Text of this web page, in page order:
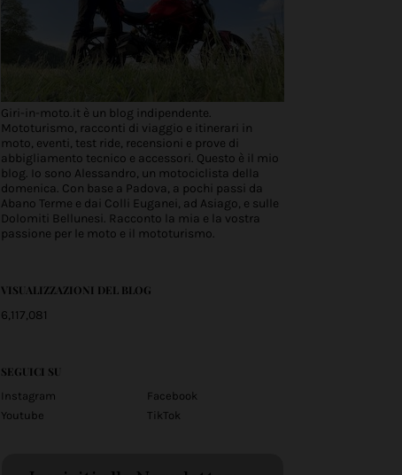
Giri-in-moto.it è un blog indipendente.
Mototurismo, racconti di viaggio e itinerari in
moto, eventi, test ride, recensioni e prove di
abbigliamento tecnico e accessori. Questo è il mio
blog. Io sono Alessandro, un motociclista della
domenica. Con base a Padova, a pochi passi da
Abano Terme e dai Colli Euganei, ad Asiago, e sulle
Dolomiti Bellunesi. Racconto la mia e la vostra
passione per le moto e il mototurismo.
VISUALIZZAZIONI DEL BLOG
6,117,081
SEGUICI SU
Instagram
Facebook
Youtube
TikTok